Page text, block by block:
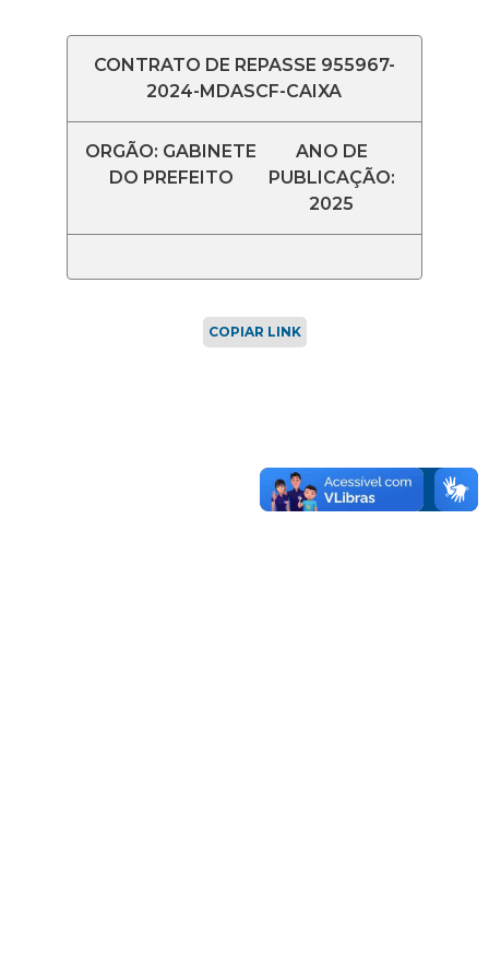
CONTRATO DE REPASSE 955967-
2024-MDASCF-CAIXA
ORGÃO: GABINETE
DO PREFEITO
ANO DE
PUBLICAÇÃO:
2025
COPIAR LINK